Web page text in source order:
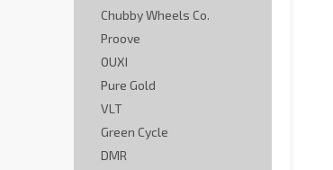
Chubby Wheels Co.
Proove
OUXI
Pure Gold
VLT
Green Cycle
DMR